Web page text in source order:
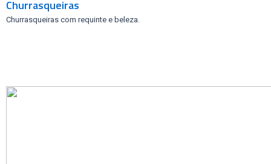
Churrasqueiras
Churrasqueiras com requinte e beleza.